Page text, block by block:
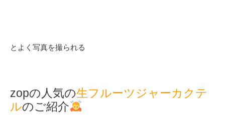
とよく写真を撮られる
zopの人気の生フルーツジャーカクテ
ルのご紹介